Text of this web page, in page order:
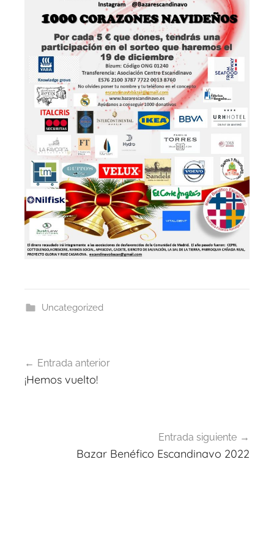
Uncategorized
de
Entrada anterior
¡Hemos vuelto!
Entrada siguiente
Bazar Benéfico Escandinavo 2022